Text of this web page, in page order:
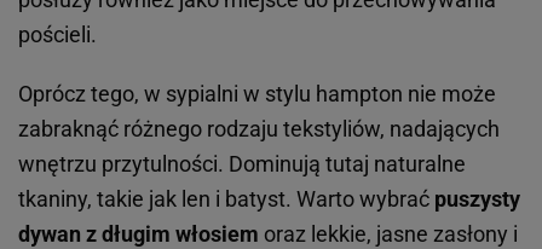
pościeli.
Oprócz tego, w sypialni w stylu hampton nie może
zabraknąć różnego rodzaju tekstyliów, nadających
wnętrzu przytulności. Dominują tutaj naturalne
tkaniny, takie jak len i batyst. Warto wybrać puszysty
dywan z długim włosiem oraz lekkie, jasne zasłony i